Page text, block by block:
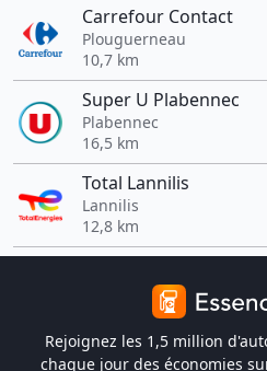
Carrefour Contact
Plouguerneau
10,7 km
Super U Plabennec
Plabennec
16,5 km
Total Lannilis
Lannilis
12,8 km
Rejoignez les 1,5 million
chaque jour des économies